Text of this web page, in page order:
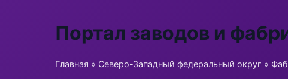
Портал заводов и
Главная » Северо-Западный федеральный округ »